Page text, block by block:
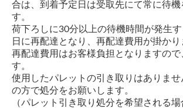
合は、到着予定日は受取先にて常に待機
す。
荷下ろしに30分以上の待機時間が発生
日に再配達となり、再配達費用が掛かり
再配達費用はお客様負担となりますので
す。
使用したパレットの引き取りはありま
の方で処分をお願いします。
（パレット引き取り処分を希望される